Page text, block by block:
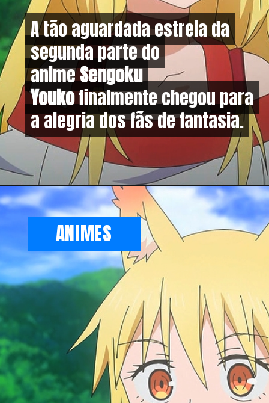
A tão aguardada estreia da
segunda parte do
animeSengoku
Youkofinalmente chegou para
a alegria dos fãs de fantasia.
A tão aguardada estreia da
segunda parte do
animeSengoku
Youkofinalmente chegou para
a alegria dos fãs de fantasia.
ANIMES